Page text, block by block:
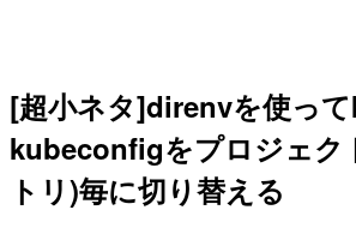
[超小ネタ]direnvを使っ
kubeconfigをプロジェク
トリ)毎に切り替える